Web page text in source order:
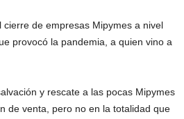
de empresas Mipymes a nivel
provocó la pandemia, a quien vino a
y rescate a las pocas Mipymes
de venta, pero no en la totalidad que